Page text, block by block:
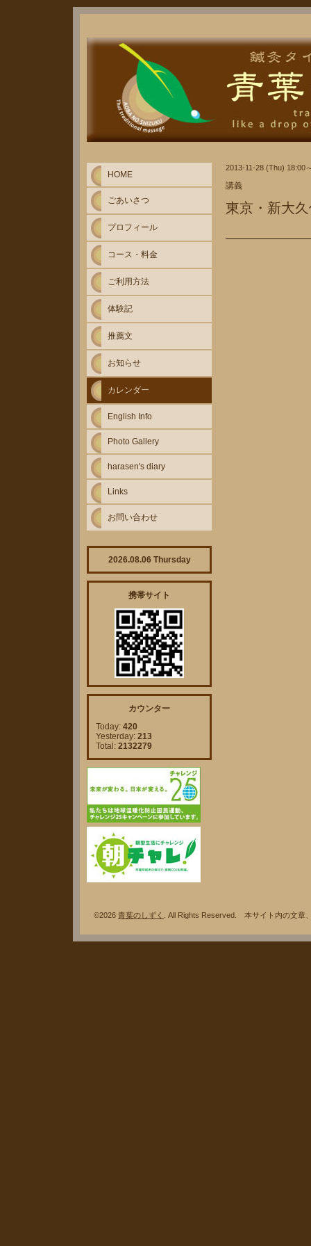
2013-11-28 (Thu) 18:00
講義
東京・新大
HOME
ごあいさつ
プロフィール
コース・料金
ご利用方法
体験記
推薦文
お知らせ
カレンダー
English Info
Photo Gallery
harasen's diary
Links
お問い合わせ
2026.08.06 Thursday
携帯サイト
カウンター
Today: 420
Yesterday: 213
Total: 2132279
©2026 青葉のしずく . All Rights Reserved. 本サイト内の文章